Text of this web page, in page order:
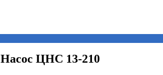
Насос ЦНС 13-210